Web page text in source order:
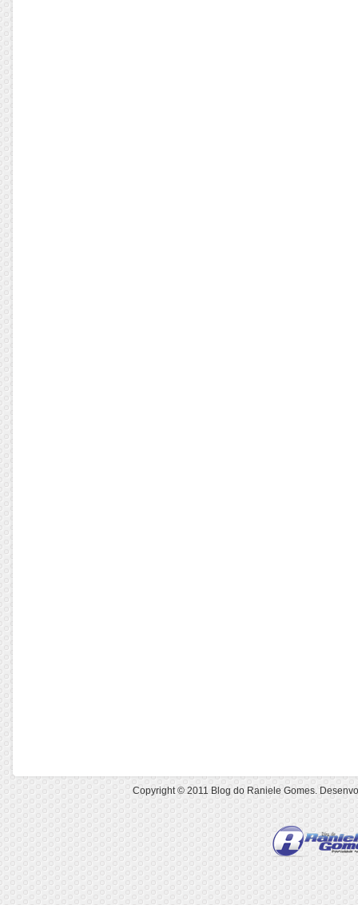
Copyright © 2011 Blog do Raniele Gomes .